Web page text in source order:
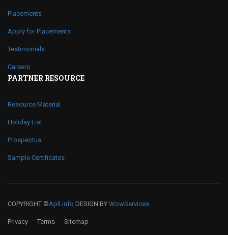
Placements
Apply for Placements
Testimonials
Careers
PARTNER RESOURCE
Resource Material
Holiday List
Prospectus
Sample Certificates
COPYRIGHT ©Apll.info DESIGN BY WowServices
Privacy Terms Sitemap